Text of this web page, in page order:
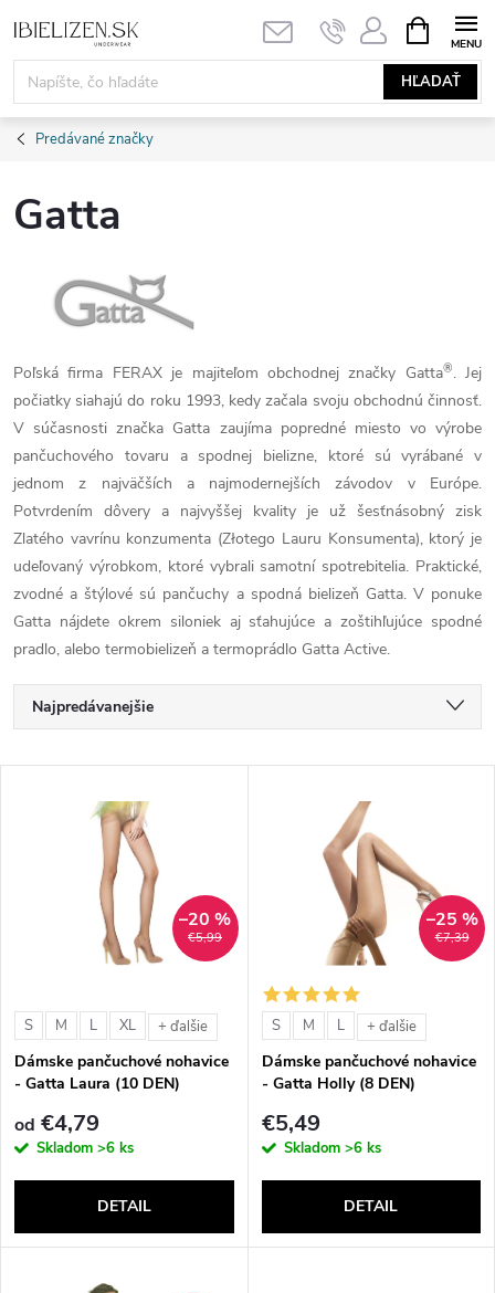
na
obsah
HĽADAŤ
KOŠÍK
Predávané značky
Gatta
Poľská firma FERAX je majiteľom obchodnej značky Gatta®. Jej
počiatky siahajú do roku 1993, kedy začala svoju obchodnú činnosť.
V súčasnosti značka Gatta zaujíma popredné miesto vo výrobe
pančuchového tovaru a spodnej bielizne, ktoré sú vyrábané v
jednom z najväčších a najmodernejších závodov v Európe.
Potvrdením dôvery a najvyššej kvality je už šesťnásobný zisk
Zlatého vavrínu konzumenta (Złotego Lauru Konsumenta), ktorý je
udeľovaný výrobkom, ktoré vybrali samotní spotrebitelia. Praktické,
zvodné a štýlové sú pančuchy a spodná bielizeň Gatta. V ponuke
Gatta nájdete okrem siloniek aj sťahujúce a zoštihľujúce spodné
pradlo, alebo termobielizeň a termoprádlo Gatta Active.
R
a
e
p
r
d
Najpredávanejšie
s
p
r
o
d
€5,99
–20 %
S M L XL + ďalšie
Dámske pančuchové nohavice
- Gatta Laura (10 DEN)
od €4,79
Skladom >6 ks
DETAIL
€7,39
–25 %
S M L + ďalšie
Dámske pančuchové nohavice
- Gatta Holly (8 DEN)
€5,49
Skladom >6 ks
DETAIL